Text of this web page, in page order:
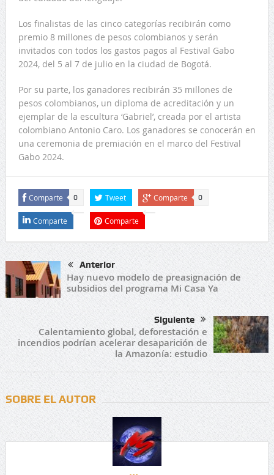
Los finalistas de las cinco categorías recibirán como
premio 8 millones de pesos colombianos y serán
invitados con todos los gastos pagos al Festival Gabo
2024, del 5 al 7 de julio en la ciudad de Bogotá.
Por su parte, los ganadores recibirán 35 millones de
pesos colombianos, un diploma de acreditación y un
ejemplar de la escultura ‘Gabriel’, creada por el artista
colombiano Antonio Caro. Los ganadores se conocerán en
una ceremonia de premiación en el marco del Festival
Gabo 2024.
Comparte 0 Tweet Comparte 0
Comparte Comparte
Anterior
Hay nuevo modelo de preasignación de
subsidios del programa Mi Casa Ya
Siguiente
Calentamiento global, deforestación e
incendios podrían acelerar desaparición de
la Amazonía: estudio
SOBRE EL AUTOR